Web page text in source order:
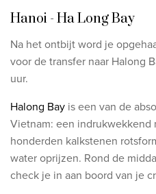
Hanoi - Ha Long Bay
Na het ontbijt word je
voor de transfer naar Halong
uur.
Halong Bay is een van de
Vietnam: een indrukwekkend
honderden kalkstenen
water oprijzen. Rond de
check je in aan boord van je